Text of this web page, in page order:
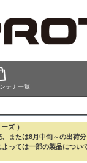
テナ一覧
ズ ）
、または8月中旬～の出荷
っては一部の製品につい